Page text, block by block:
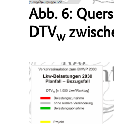
Abb. 6:
DTVw